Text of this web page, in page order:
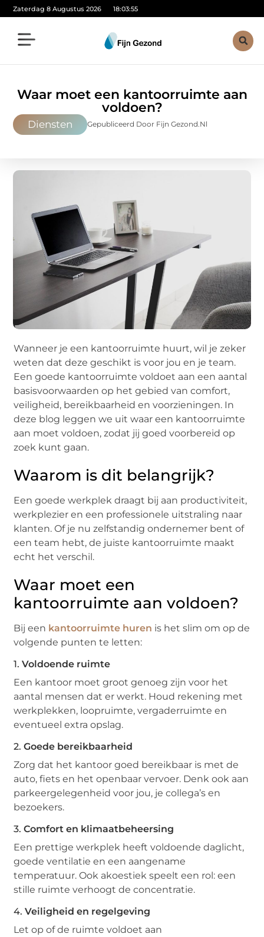
Zaterdag 8 Augustus 2026 18:03:57
Waar moet een kantoorruimte aan
voldoen?
Diensten Gepubliceerd Door Fijn Gezond.nl
Wanneer je een kantoorruimte huurt, wil je zeker
weten dat deze geschikt is voor jou en je team.
Een goede kantoorruimte voldoet aan een aantal
basisvoorwaarden op het gebied van comfort,
veiligheid, bereikbaarheid en voorzieningen. In
deze blog leggen we uit waar een kantoorruimte
aan moet voldoen, zodat jij goed voorbereid op
zoek kunt gaan.
Waarom is dit belangrijk?
Een goede werkplek draagt bij aan productiviteit,
werkplezier en een professionele uitstraling naar
klanten. Of je nu zelfstandig ondernemer bent of
een team hebt, de juiste kantoorruimte maakt
echt het verschil.
Waar moet een
kantoorruimte aan voldoen?
Bij een kantoorruimte huren is het slim om op de
volgende punten te letten:
1.Voldoende ruimte
Een kantoor moet groot genoeg zijn voor het
aantal mensen dat er werkt. Houd rekening met
werkplekken, loopruimte, vergaderruimte en
eventueel extra opslag.
2.Goede bereikbaarheid
Zorg dat het kantoor goed bereikbaar is met de
auto, fiets en het openbaar vervoer. Denk ook aan
parkeergelegenheid voor jou, je collega’s en
bezoekers.
3.Comfort en klimaatbeheersing
Een prettige werkplek heeft voldoende daglicht,
goede ventilatie en een aangename
temperatuur. Ook akoestiek speelt een rol: een
stille ruimte verhoogt de concentratie.
4.Veiligheid en regelgeving
Let op of de ruimte voldoet aan